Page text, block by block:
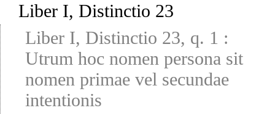
Liber I, Distinctio 23
Liber I, Distinctio 23, q. 1 :
Utrum hoc nomen persona sit
nomen primae vel secundae
intentionis